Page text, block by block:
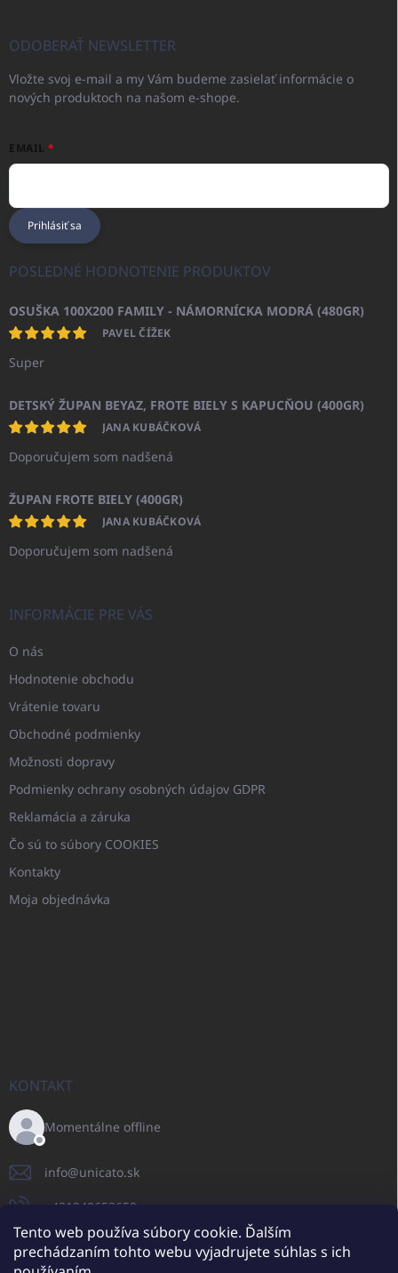
Tento web používa súbory cookie. Ďalším
prechádzaním tohto webu vyjadrujete súhlas s ich
ODOBERAŤ NEWSLETTER
Vložte svoj e-mail a my Vám budeme zasielať informácie o
nových produktoch na našom e-shope.
EMAIL
Prihlásiť sa
POSLEDNÉ HODNOTENIE PRODUKTOV
OSUŠKA 100X200 FAMILY - NÁMORNÍCKA MODRÁ (480GR)
PAVEL ČÍŽEK
Super
DETSKÝ ŽUPAN BEYAZ, FROTE BIELY S KAPUCŇOU (400GR)
JANA KUBÁČKOVÁ
Doporučujem som nadšená
ŽUPAN FROTE BIELY (400GR)
JANA KUBÁČKOVÁ
Doporučujem som nadšená
INFORMÁCIE PRE VÁS
O nás
Hodnotenie obchodu
Vrátenie tovaru
Obchodné podmienky
Možnosti dopravy
Podmienky ochrany osobných údajov GDPR
Reklamácia a záruka
Čo sú to súbory COOKIES
Kontakty
Moja objednávka
KONTAKT
Momentálne offline
info@unicato.sk
+421940652650